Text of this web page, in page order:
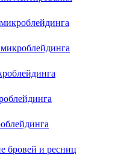
бровей и ресниц